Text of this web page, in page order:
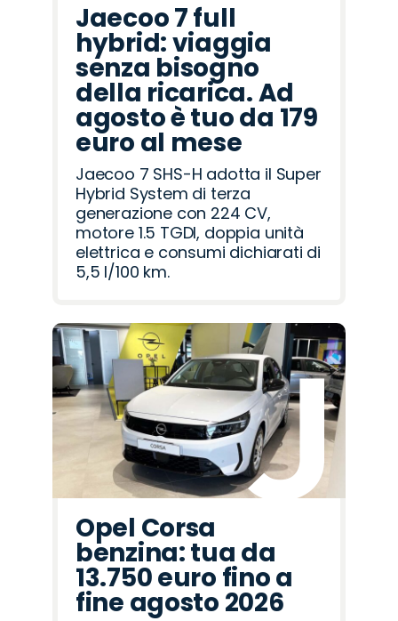
Jaecoo 7 full
hybrid: viaggia
senza bisogno
della ricarica. Ad
agosto è tuo da 179
euro al mese
Jaecoo 7 SHS-H adotta il Super
Hybrid System di terza
generazione con 224 CV,
motore 1.5 TGDI, doppia unità
elettrica e consumi dichiarati di
5,5 l/100 km.
Opel Corsa
benzina: tua da
13.750 euro fino a
fine agosto 2026